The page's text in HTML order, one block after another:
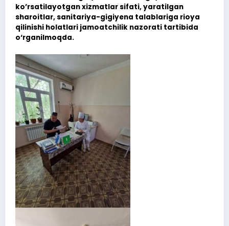
ko’rsatilayotgan xizmatlar sifati, yaratilgan
sharoitlar, sanitariya-gigiyena talablariga rioya
qilinishi holatlari jamoatchilik nazorati tartibida
o‘rganilmoqda.